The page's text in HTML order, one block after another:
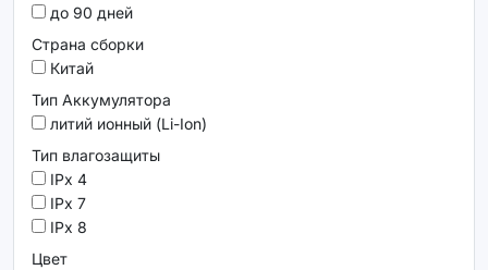
до 90 дней
Страна сборки
Китай
Тип Аккумулятора
литий ионный (Li-Ion)
Тип влагозащиты
IPx 4
IPx 7
IPx 8
Цвет